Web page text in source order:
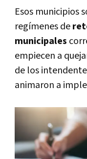
Esos municipios
regímenes de
municipales
empiecen a
de los
animaron a